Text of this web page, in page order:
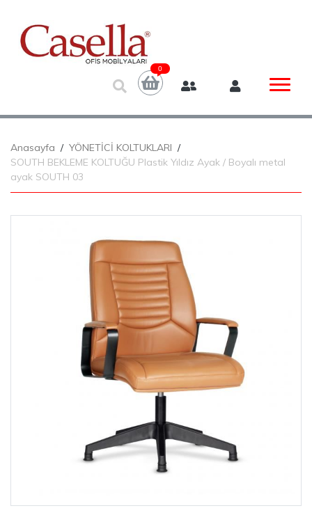
0
Anasayfa
YÖNETİCİ KOLTUKLARI
SOUTH BEKLEME KOLTUĞU Plastik Yıldız Ayak / Boyalı metal
ayak SOUTH 03